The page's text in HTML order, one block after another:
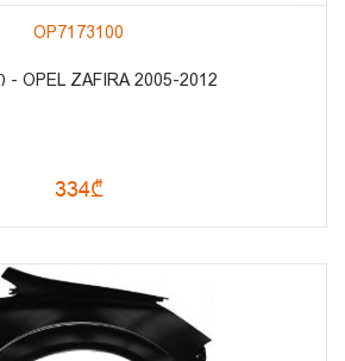
OP7173100
OPEL ZAFIRA 2005-2012
334₾